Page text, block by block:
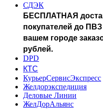
СДЭК
БЕСПЛАТНАЯ
покупателей до
вашем городе
рублей.
DPD
КТС
КурьерСервисЭкспресс
Желдорэкспедиция
Деловые Линии
ЖелДорАльянс